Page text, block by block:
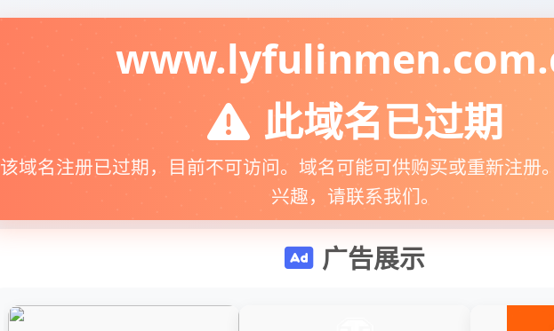
此域名已过期
该域名注册已过期，目前不可访问。域名可能可供购买或重新注册
兴趣，请联系我们。
广告展示